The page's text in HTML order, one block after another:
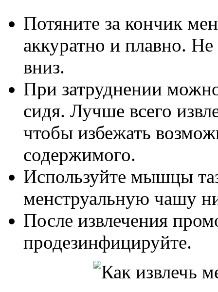
Потяните за кончик
аккуратно и плавно. Не
вниз.
При затруднении
сидя. Лучше всего
чтобы избежать
содержимого.
Используйте мышцы
менструальную чашу
После извлечения
продезинфицируйте.